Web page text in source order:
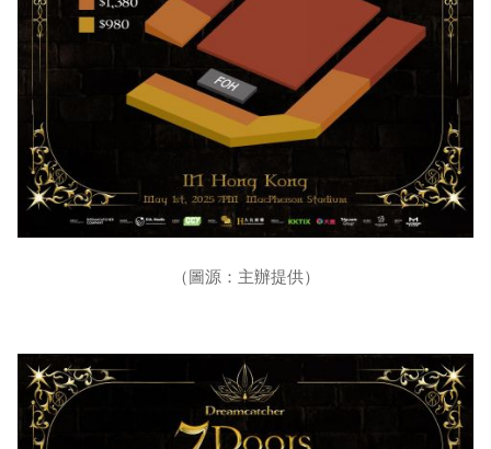
（圖源：主辦提供）